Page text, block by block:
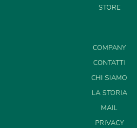
STORE
COMPANY
CONTATTI
CHI SIAMO
LA STORIA
MAIL
PRIVACY